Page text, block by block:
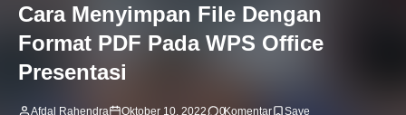
Cara Menyimpan File Dengan
Format PDF Pada WPS Office
Presentasi
Afdal Rahendra Oktober 10, 2022 0Komentar